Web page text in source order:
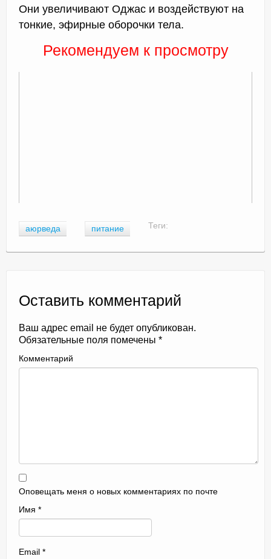
Они увеличивают Оджас и воздействуют на
тонкие, эфирные оборочки тела.
Рекомендуем к просмотру
Теги:
аюрведа питание
Оставить комментарий
Ваш адрес email не будет опубликован.
Обязательные поля помечены *
Комментарий
Оповещать меня о новых комментариях по почте
Имя *
Email *